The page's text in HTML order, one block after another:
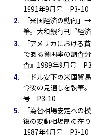
1991年9月号 P3-10
「米国経済の動向
筆。大和銀行刊『経
「アメリカにおける
である貧困率の調査
査』1989年9月号
「ドル安下の米国貿
今後の見通しを執筆
号 P3-10
「為替相場安定への
後の変動相場制の在
1987年4月号 P3-10